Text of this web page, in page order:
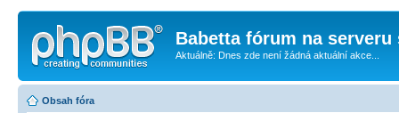
Babetta fórum na serveru
Aktuálně: Dnes zde není žádná aktuální akce...
Obsah fóra